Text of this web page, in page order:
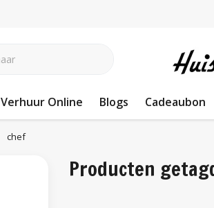
Verhuur Online Blogs Cadeaubon
chef
Producten